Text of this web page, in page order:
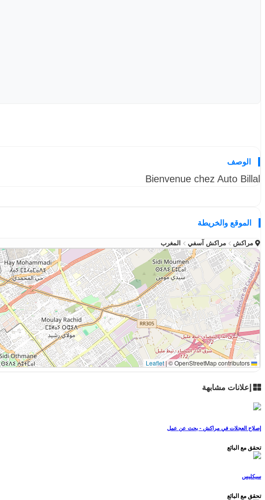
الوصف
Bienvenue chez Auto Billal
الموقع والخريطة
مراكش مراكش آسفي المغرب
|© OpenStreetMap contributors
إعلانات مشابهة
إصلاح العجلات في مراكش - بحث عن عمل
تحقق مع البائع
سيكليس
تحقق مع البائع